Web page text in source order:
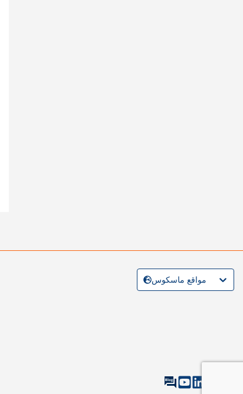
مواقع ماسكوس